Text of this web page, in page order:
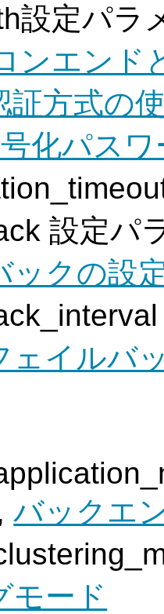
設定パラ
ンエンド
証方式の
化パス
設定パ
ックの設
ェイルバ
バックエ
モード